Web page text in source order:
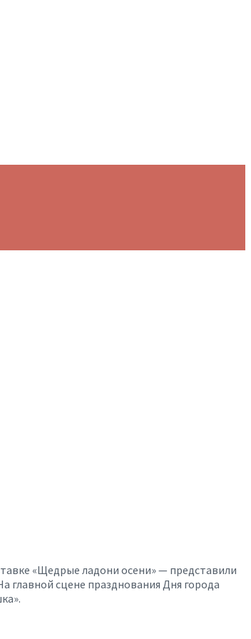
«Щедрые ладони осени» — представили
главной сцене празднования Дня города